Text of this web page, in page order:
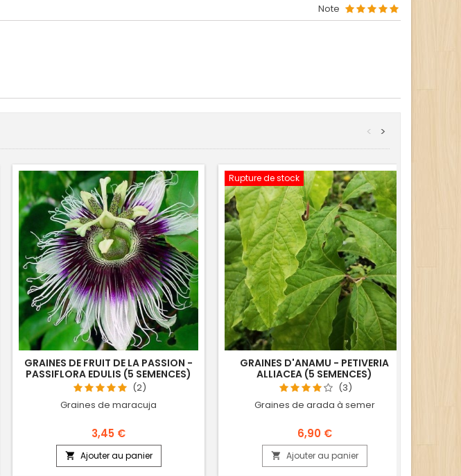
Note
>
<
GRAINES DE FRUIT DE LA PASSION -
PASSIFLORA EDULIS (5 SEMENCES)
(2)
Graines de maracuja
3,45 €
 Ajouter au panier
Rupture de stock
GRAINES D'ANAMU - PETIVERIA
ALLIACEA (5 SEMENCES)
(3)
Graines de arada à semer
6,90 €
 Ajouter au panier